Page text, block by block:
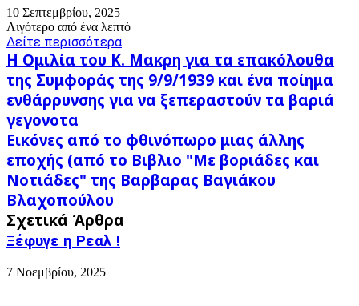
10 Σεπτεμβρίου, 2025
Λιγότερο από ένα λεπτό
Δείτε περισσότερα
Η
Ομιλία
του
Κ.
Μακρη
για
τα
επακόλουθα
της
Συμφοράς
της
9/9/1939
και
ποίημα
Η Ομιλία του Κ. Μακρη για τα επακόλουθα
της Συμφοράς της 9/9/1939 και ένα ποίημα
ενθάρρυνσης για να ξεπεραστούν τα βαριά
γεγονοτα
Εικόνες
από
το
φθινόπωρο
μιας
άλλης
εποχής
(από
Βιβλιο
Εικόνες από το φθινόπωρο μιας άλλης
εποχής (από το Βιβλιο "Με βοριάδες και
Νοτιάδες" της Βαρβαρας Βαγιάκου
Βλαχοπούλου
Σχετικά Άρθρα
Ξέφυγε η Ρεαλ !
7 Νοεμβρίου, 2025